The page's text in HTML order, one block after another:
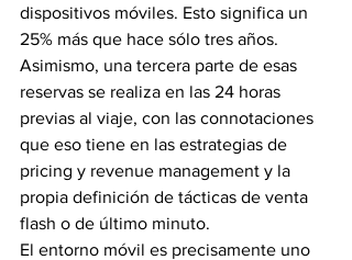
dispositivos móviles. Esto significa un
25% más que hace sólo tres años.
Asimismo, una tercera parte de esas
reservas se realiza en las 24 horas
previas al viaje, con las connotaciones
que eso tiene en las estrategias de
pricing y revenue management y la
propia definición de tácticas de venta
flash o de último minuto.
El entorno móvil es precisamente uno